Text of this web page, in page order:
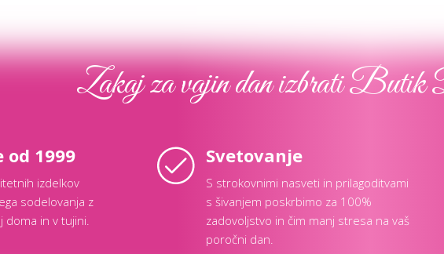
Zakaj za vajin dan izbrati
od 1999
izdelkov
sodelovanja z
doma in v tujini.
Svetovanje
S strokovnimi nasveti in prilagoditvami
s šivanjem poskrbimo za 100%
zadovoljstvo in čim manj stresa na vaš
poročni dan.